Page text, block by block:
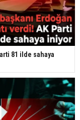
81 ilde sahaya